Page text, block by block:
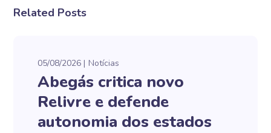
Related Posts
05/08/2026 Notícias
Abegás critica novo
Relivre e defende
autonomia dos estados